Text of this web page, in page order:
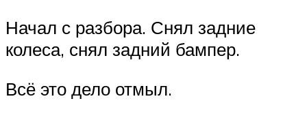
Начал с разбора. Снял задние
колеса, снял задний бампер.
Всё это дело отмыл.